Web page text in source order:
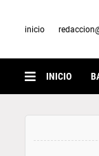
inicio
INICIO